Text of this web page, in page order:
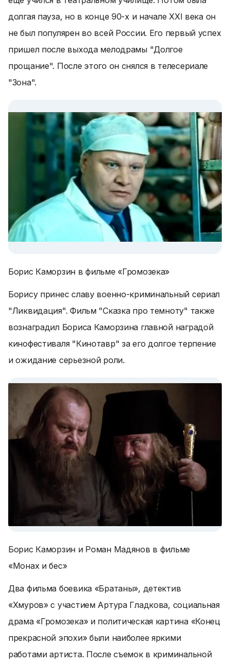
долгая пауза, но в конце 90-х и начале XXI века он
не был популярен во всей России. Его первый успех
пришел после выхода мелодрамы "Долгое
прощание". После этого он снялся в телесериале
"Зона".
Борис Каморзин в фильме «Громозека»
Борису принес славу военно-криминальный сериал
"Ликвидация". Фильм "Сказка про темноту" также
вознаградил Бориса Каморзина главной наградой
кинофестиваля "Кинотавр" за его долгое терпение
и ожидание серьезной роли.
Борис Каморзин и Роман Мадянов в фильме
«Монах и бес»
Два фильма боевика «Братаны», детектив
«Хмуров» с участием Артура Гладкова, социальная
драма «Громозека» и политическая картина «Конец
прекрасной эпохи» были наиболее яркими
работами артиста. После съемок в криминальной